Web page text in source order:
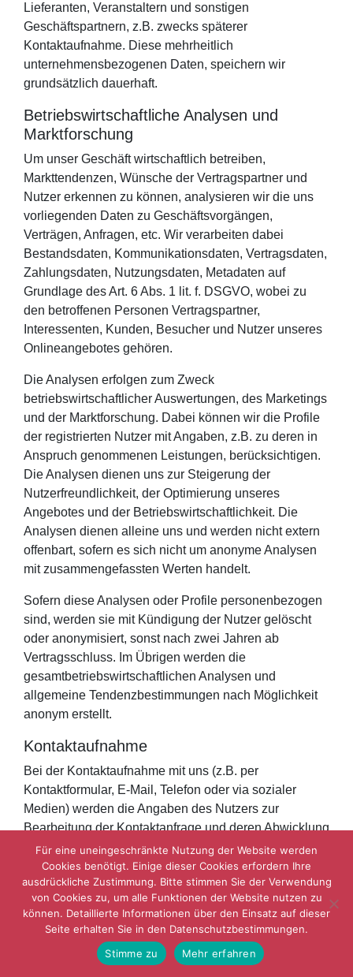
Lieferanten, Veranstaltern und sonstigen
Geschäftspartnern, z.B. zwecks späterer
Kontaktaufnahme. Diese mehrheitlich
unternehmensbezogenen Daten, speichern wir
grundsätzlich dauerhaft.
Betriebswirtschaftliche Analysen und
Marktforschung
Um unser Geschäft wirtschaftlich betreiben,
Markttendenzen, Wünsche der Vertragspartner und
Nutzer erkennen zu können, analysieren wir die uns
vorliegenden Daten zu Geschäftsvorgängen,
Verträgen, Anfragen, etc. Wir verarbeiten dabei
Bestandsdaten, Kommunikationsdaten, Vertragsdaten,
Zahlungsdaten, Nutzungsdaten, Metadaten auf
Grundlage des Art. 6 Abs. 1 lit. f. DSGVO, wobei zu
den betroffenen Personen Vertragspartner,
Interessenten, Kunden, Besucher und Nutzer unseres
Onlineangebotes gehören.
Die Analysen erfolgen zum Zweck
betriebswirtschaftlicher Auswertungen, des Marketings
und der Marktforschung. Dabei können wir die Profile
der registrierten Nutzer mit Angaben, z.B. zu deren in
Anspruch genommenen Leistungen, berücksichtigen.
Die Analysen dienen uns zur Steigerung der
Nutzerfreundlichkeit, der Optimierung unseres
Angebotes und der Betriebswirtschaftlichkeit. Die
Analysen dienen alleine uns und werden nicht extern
offenbart, sofern es sich nicht um anonyme Analysen
mit zusammengefassten Werten handelt.
Sofern diese Analysen oder Profile personenbezogen
sind, werden sie mit Kündigung der Nutzer gelöscht
oder anonymisiert, sonst nach zwei Jahren ab
Vertragsschluss. Im Übrigen werden die
gesamtbetriebswirtschaftlichen Analysen und
allgemeine Tendenzbestimmungen nach Möglichkeit
anonym erstellt.
Kontaktaufnahme
Bei der Kontaktaufnahme mit uns (z.B. per
Kontaktformular, E-Mail, Telefon oder via sozialer
Medien) werden die Angaben des Nutzers zur
Bearbeitung der Kontaktanfrage und deren Abwicklung
gem. Art. 6 Abs. 1 lit. b. (im Rahmen
vertraglicher-/vorvertraglicher Beziehungen), Art. 6
Abs. 1 lit. f. (andere Anfragen) DSGVO verarbeitet.. Die
Angaben der Nutzer können in einem Customer-
Relationship-Management System („CRM System“)
oder vergleichbarer Anfragenorganisation gespeichert
Für eine uneingeschränkte Nutzung der Website werden
Cookies benötigt. Einige dieser Cookies erfordern Ihre
ausdrückliche Zustimmung. Bitte stimmen Sie der Verwendung
von Cookies zu, um alle Funktionen der Website nutzen zu
können. Detaillierte Informationen über den Einsatz auf dieser
Seite erhalten Sie in den Datenschutzbestimmungen.
Stimme zu
Mehr erfahren